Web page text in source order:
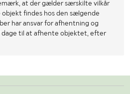
at der gælder særskilte vilkår
findes hos den sælgende
har ansvar for afhentning og
dage til at afhente objektet, efter